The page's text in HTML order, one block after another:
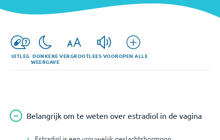
in
UITLEG DONKERE
WEERGAVE
VERGROOTLEES VOOROPEN ALLE
Belangrijk om te weten over estradiol in de vagina